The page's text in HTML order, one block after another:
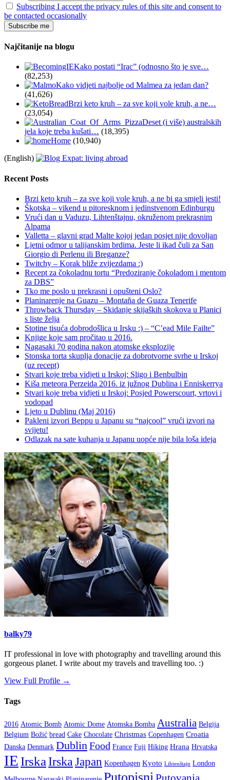
Subscribing I accept the privacy rules of this site and consent to
be contacted occasionally
Najčitanije na blogu
Kako postati “Irac” (odnosno što je sve…
(82,253)
Kako vidjeti najbolje od Malmea za jedan dan?
(41,626)
Brzi keto kruh – za sve koji vole kruh, a ne…
(23,054)
Deset (i više) australskih
jela koje treba kušati… (18,395)
Home (10,940)
(English)
Recent Posts
Brzi keto kruh – za sve koji vole kruh, a ne bi ga smjeli jesti!
Škotska – vikend u pitoresknom i jedinstvenom Edinburgu
Vrući dan u Vaduzu, Lihtenštajnu, okruženom prekrasnim
Alpama
Valletta – glavni grad Malte kojoj jedan posjet nije dovoljan
Ljetni odmor u talijanskim brdima. Jeste li ikad čuli za San
Giorgio di Perlenu ili Breganze?
Twitchy – Korak bliže zvijezdama :)
Recept za čokoladnu tortu “Predoziranje čokoladom i mentom
za DBS”
Tko me poslo u prekrasni i opušteni Oslo?
Planinarenje na Guazu – Montaña de Guaza Tenerife
Throwback Thursday – Skidanje skijaških skokova u Planici
s liste želja
Stotine tisuća dobrodošlica u Irsku :) – “C’ead Mile Failte”
Knjige koje sam pročitao u 2016.
Nagasaki 70 godina nakon atomske eksplozije
Stonska torta skuplja donacije za dobrotvorne svrhe u Irskoj
(uz recept)
Stvari koje treba vidjeti u Irskoj: Sligo i Benbulbin
Kiša meteora Perzeida 2016. iz južnog Dublina i Enniskerrya
Stvari koje treba vidjeti u Irskoj: Posjed Powerscourt, vrtovi i
vodopad
Ljeto u Dublinu (Maj 2016)
Pakleni izvori Beppu u Japanu su “najcool” vrući izvori na
svijetu!
Odlazak na sate kuhanja u Japanu uopće nije bila loša ideja
balky79
IT professional in love with photography and travelling around this
gorgeous planet. I write about my travels and travelling too. :)
View Full Profile →
Tags
2016 Atomic Bomb Atomic Dome Atomska Bomba Australia Belgija
Belgium Božić bread Cake Chocolate Christmas Copenhagen Croatia
Danska Denmark DublinFood France Fuji Hiking Hrana Hrvatska
IE Irska Irska Japan Kopenhagen Kyoto Lihtenštajn London
Putopisni